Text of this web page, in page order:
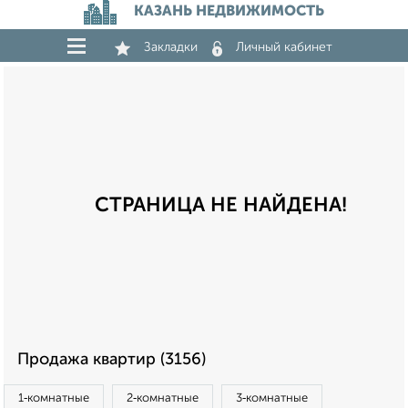
КАЗАНЬ НЕДВИЖИМОСТЬ
Закладки Личный кабинет
СТРАНИЦА НЕ НАЙДЕНА!
Продажа квартир (3156)
1‑комнатные 2‑комнатные 3‑комнатные